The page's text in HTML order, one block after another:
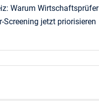
Warum Wirtschaftsprüfer
Screening jetzt priorisieren